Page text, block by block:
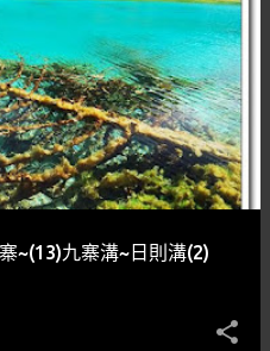
~(13)九寨溝~日則溝(2)